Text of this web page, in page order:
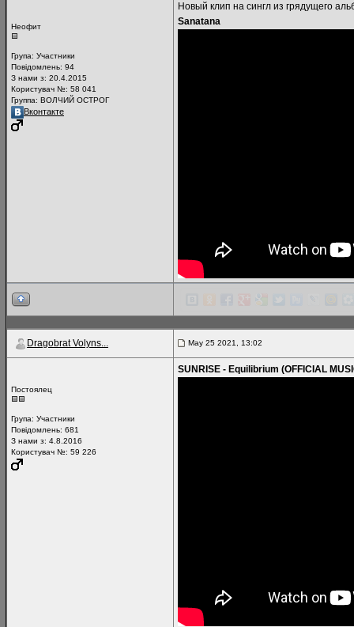
Неофит
Група: Участники
Повідомлень: 94
З нами з: 20.4.2015
Користувач №: 58 041
Группа: ВОЛЧИЙ ОСТРОГ
Вконтакте
Новый клип на сингл из грядущего
Sanatana
Dragobrat Volyns... May 25 2021, 13:02
Постоялец
Група: Участники
Повідомлень: 681
З нами з: 4.8.2016
Користувач №: 59 226
SUNRISE - Equilibrium (OFFICIAL